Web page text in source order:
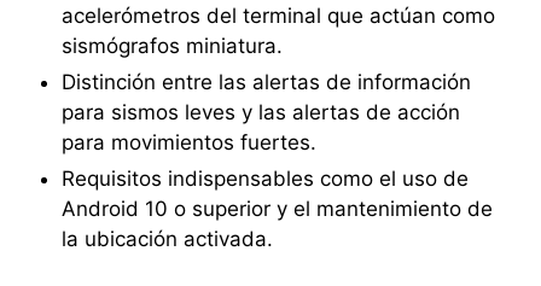
acelerómetros del terminal que actúan como
sismógrafos miniatura.
Distinción entre las alertas de información
para sismos leves y las alertas de acción
para movimientos fuertes.
Requisitos indispensables como el uso de
Android 10 o superior y el mantenimiento de
la ubicación activada.